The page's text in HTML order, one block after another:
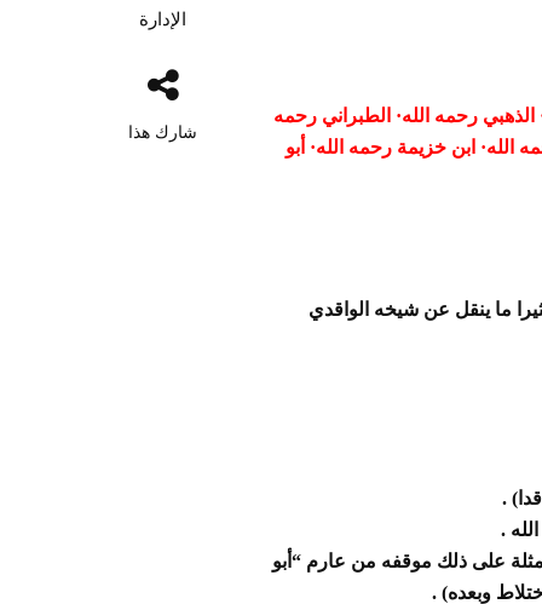
الإدارة
شارك هذا
الذهبي رحمه الله· الطبراني رحمه
الله· ابن خزيمة رحمه الله· أبو
ما ينقل عن شيخه الواقدي
.
.
على ذلك موقفه من عارم “أبو
وبعده).